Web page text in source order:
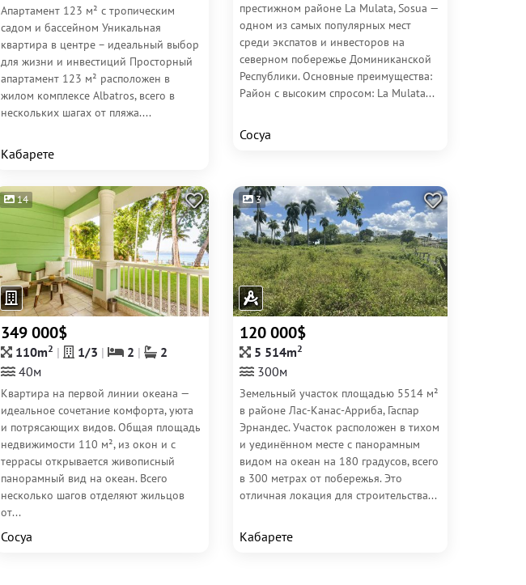
Апартамент 123 м² с тропическим
садом и бассейном Уникальная
квартира в центре – идеальный выбор
для жизни и инвестиций Просторный
апартамент 123 м² расположен в
жилом комплексе Albatros, всего в
нескольких шагах от пляжа....
Кабарете
престижном районе La Mulata, Sosua —
одном из самых популярных мест
среди экспатов и инвесторов на
северном побережье Доминиканской
Республики. Основные преимущества:
Район с высоким спросом: La Mulata...
Сосуа
14
349 000$
110m2 1/3 2
2
40м
Квартира на первой линии океана —
идеальное сочетание комфорта, уюта
и потрясающих видов. Общая площадь
недвижимости 110 м², из окон и с
террасы открывается живописный
панорамный вид на океан. Всего
несколько шагов отделяют жильцов
от...
Сосуа
3
120 000$
5 514m2
300м
Земельный участок площадью 5514 м²
в районе Лас-Канас-Арриба, Гаспар
Эрнандес. Участок расположен в тихом
и уединённом месте с панорамным
видом на океан на 180 градусов, всего
в 300 метрах от побережья. Это
отличная локация для строительства...
Кабарете